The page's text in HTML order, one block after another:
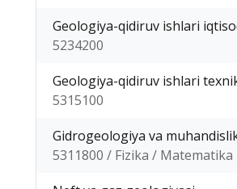
Geologiya-qidiruv ishlari
5234200
Geologiya-qidiruv ishlari
5315100
Gidrogeologiya va
5311800 / Fizika / Matematika